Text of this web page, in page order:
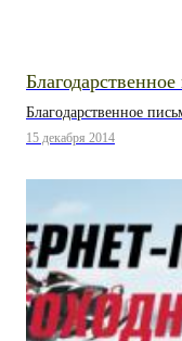
Благодарственное
15 декабря 2014